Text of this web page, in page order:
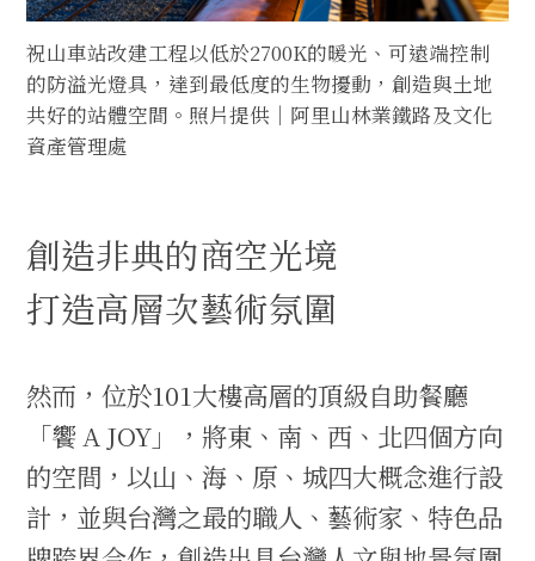
祝山車站改建工程以低於2700K的暖光、可遠端控制
的防溢光燈具，達到最低度的生物擾動，創造與土地
共好的站體空間。照片提供｜阿里山林業鐵路及文化
資產管理處
創造非典的商空光境
打造高層次藝術氛圍
然而，位於101大樓高層的頂級自助餐廳
「饗 A JOY」，將東、南、西、北四個方向
的空間，以山、海、原、城四大概念進行設
計，並與台灣之最的職人、藝術家、特色品